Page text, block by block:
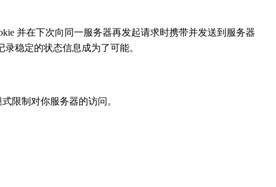
并在下次向同一服务器再发起请求时携带并发送到服务器
稳定的状态信息成为了可能。
限制对你服务器的访问。